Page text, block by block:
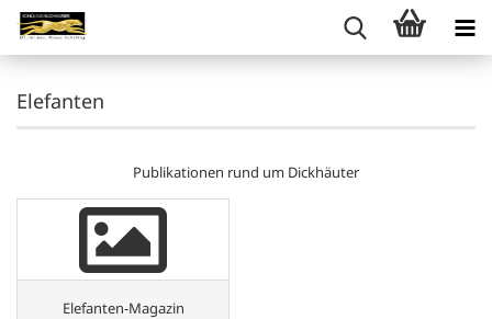
Elefanten
Publikationen rund um Dickhäuter
Elefanten-Magazin